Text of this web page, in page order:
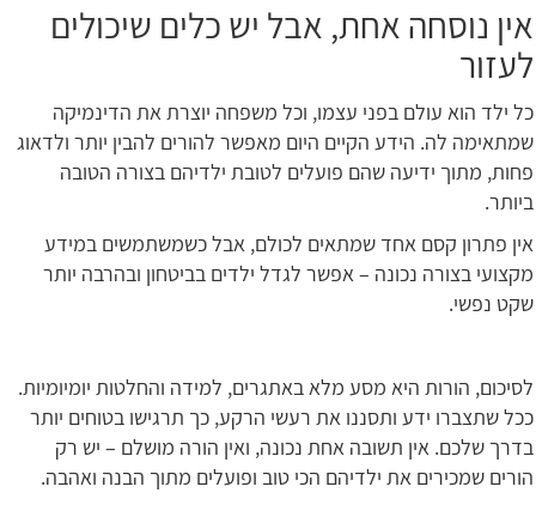
אין נוסחה אחת, אבל יש כלים שיכולים
לעזור
כל ילד הוא עולם בפני עצמו, וכל משפחה יוצרת את הדינמיקה
שמתאימה לה. הידע הקיים היום מאפשר להורים להבין יותר ולדאוג
פחות, מתוך ידיעה שהם פועלים לטובת ילדיהם בצורה הטובה
ביותר.
אין פתרון קסם אחד שמתאים לכולם, אבל כשמשתמשים במידע
מקצועי בצורה נכונה – אפשר לגדל ילדים בביטחון ובהרבה יותר
שקט נפשי.
לסיכום, הורות היא מסע מלא באתגרים, למידה והחלטות יומיומיות.
ככל שתצברו ידע ותסננו את רעשי הרקע, כך תרגישו בטוחים יותר
בדרך שלכם. אין תשובה אחת נכונה, ואין הורה מושלם – יש רק
הורים שמכירים את ילדיהם הכי טוב ופועלים מתוך הבנה ואהבה.